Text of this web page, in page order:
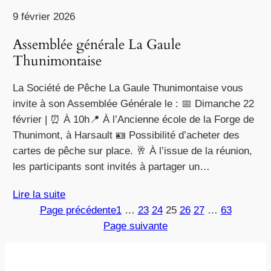
9 février 2026
Assemblée générale La Gaule
Thunimontaise
La Société de Pêche La Gaule Thunimontaise vous
invite à son Assemblée Générale le : 📅 Dimanche 22
février | ⏰ À 10h📍 À l’Ancienne école de la Forge de
Thunimont, à Harsault 🪪 Possibilité d’acheter des
cartes de pêche sur place. 🥂 À l’issue de la réunion,
les participants sont invités à partager un…
Lire la suite
Page précédente1 … 23 24 25 26 27 … 63
Page suivante